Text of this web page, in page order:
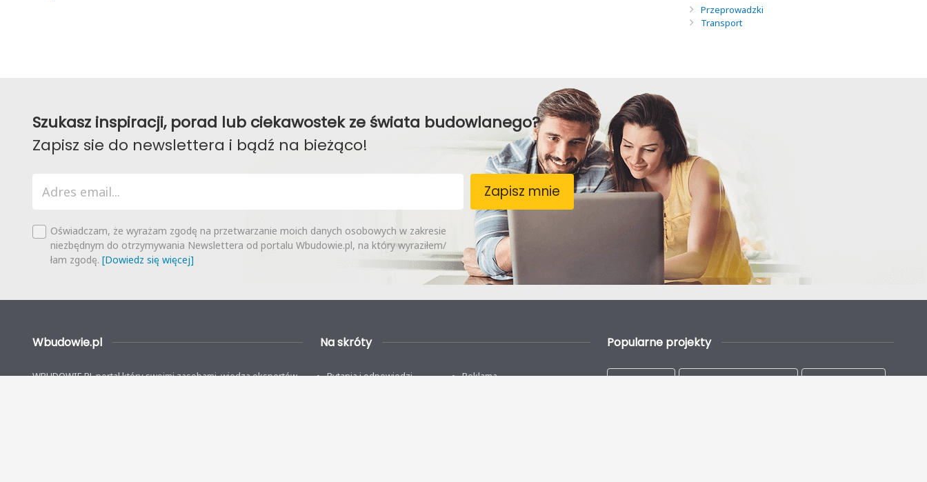
Przeprowadzki
Transport
Szukasz inspiracji, porad lub ciekawostek ze świata budowlanego?
Zapisz sie do newslettera i bądź na bieżąco!
Zapisz mnie
Oświadczam, że wyrażam zgodę na przetwarzanie moich danych osobowych w zakresie
niezbędnym do otrzymywania Newslettera od portalu Wbudowie.pl, na który wyraziłem/
łam zgodę. [Dowiedz się więcej]
Wbudowie.pl
WBUDOWIE.PL portal który swoimi zasobami, wiedzą ekspertów,
Na skróty
Pytania i odpowiedzi
Reklama
Popularne projekty